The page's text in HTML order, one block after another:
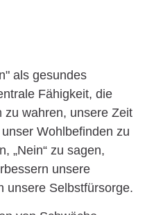
als gesundes
Fähigkeit, die
zu wahren, unsere Zeit
Wohlbefinden zu
„Nein“ zu sagen,
unsere
unsere Selbstfürsorge.